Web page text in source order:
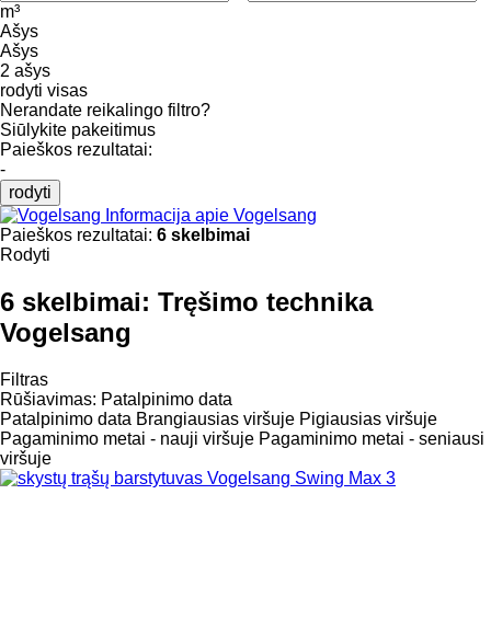
m³
Ašys
Ašys
2 ašys
rodyti visas
Nerandate reikalingo filtro?
Siūlykite pakeitimus
Paieškos rezultatai:
-
rodyti
Informacija apie Vogelsang
Paieškos rezultatai: 6 skelbimai
Rodyti
6 skelbimai: Tręšimo technika
Vogelsang
Filtras
Rūšiavimas: Patalpinimo data
Patalpinimo data Brangiausias viršuje Pigiausias viršuje
Pagaminimo metai - nauji viršuje Pagaminimo metai - seniausi
viršuje